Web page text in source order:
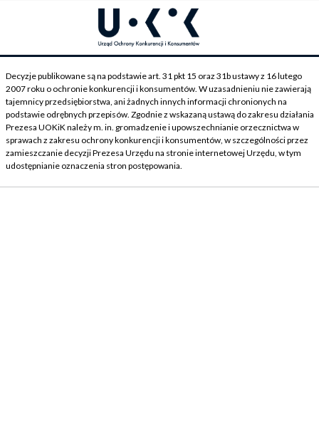
Decyzje publikowane są na podstawie art. 31 pkt 15 oraz 31b ustawy z 16 lutego
2007 roku o ochronie konkurencji i konsumentów. W uzasadnieniu nie zawierają
tajemnicy przedsiębiorstwa, ani żadnych innych informacji chronionych na
podstawie odrębnych przepisów. Zgodnie z wskazaną ustawą do zakresu działania
Prezesa UOKiK należy m. in. gromadzenie i upowszechnianie orzecznictwa w
sprawach z zakresu ochrony konkurencji i konsumentów, w szczególności przez
zamieszczanie decyzji Prezesa Urzędu na stronie internetowej Urzędu, w tym
udostępnianie oznaczenia stron postępowania.